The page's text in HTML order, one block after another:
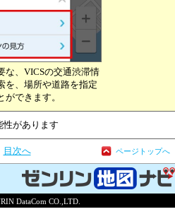
な、VICSの交通渋滞情
を、場所や道路を指定
ができます。
があります
目次へ ページトップへ
DataCom CO.,LTD.